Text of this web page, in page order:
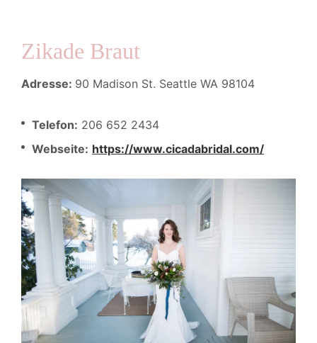
Zikade Braut
Adresse: 90 Madison St. Seattle WA 98104
Telefon: 206 652 2434 ​
Webseite: https://www.cicadabridal.com/